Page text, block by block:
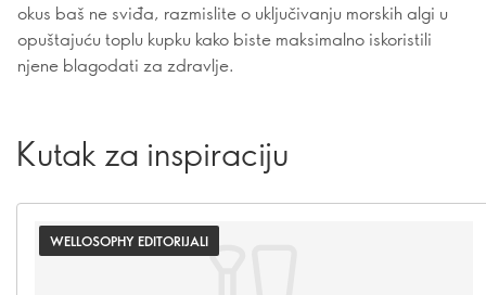
okus baš ne sviđa, razmislite o uključivanju morskih algi u
opuštajuću toplu kupku kako biste maksimalno iskoristili
njene blagodati za zdravlje.
Kutak za inspiraciju
WELLOSOPHY EDITORIJALI